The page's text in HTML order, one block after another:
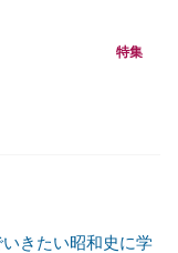
特集
きたい昭和史に学